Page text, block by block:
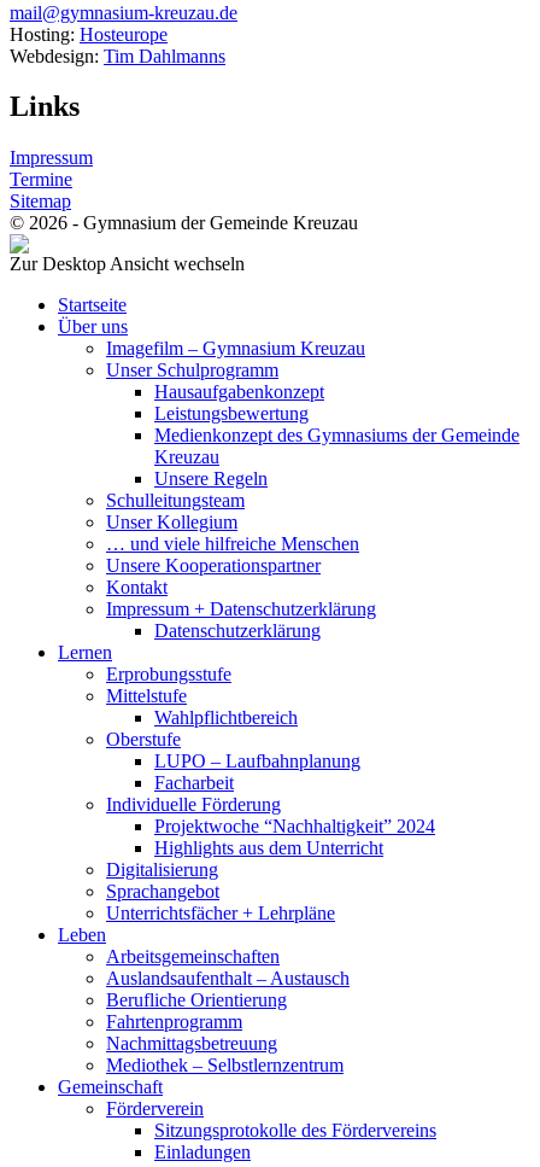
mail@gymnasium-kreuzau.de
Hosting: Hosteurope
Webdesign: Tim Dahlmanns
Links
Impressum
Termine
Sitemap
© 2026 - Gymnasium der Gemeinde Kreuzau
Zur Desktop Ansicht wechseln
Startseite
Über uns
Imagefilm – Gymnasium Kreuzau
Unser Schulprogramm
Hausaufgabenkonzept
Leistungsbewertung
Medienkonzept des Gymnasiums der Gemeinde
Kreuzau
Unsere Regeln
Schulleitungsteam
Unser Kollegium
… und viele hilfreiche Menschen
Unsere Kooperationspartner
Kontakt
Impressum + Datenschutzerklärung
Datenschutzerklärung
Lernen
Erprobungsstufe
Mittelstufe
Wahlpflichtbereich
Oberstufe
LUPO – Laufbahnplanung
Facharbeit
Individuelle Förderung
Projektwoche “Nachhaltigkeit” 2024
Highlights aus dem Unterricht
Digitalisierung
Sprachangebot
Unterrichtsfächer + Lehrpläne
Leben
Arbeitsgemeinschaften
Auslandsaufenthalt – Austausch
Berufliche Orientierung
Fahrtenprogramm
Nachmittagsbetreuung
Mediothek – Selbstlernzentrum
Gemeinschaft
Förderverein
Sitzungsprotokolle des Fördervereins
Einladungen